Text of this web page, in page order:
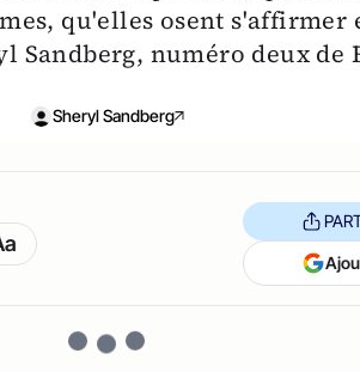
qu'elles osent s'affirmer
Sandberg, numéro deux de
Sheryl Sandberg